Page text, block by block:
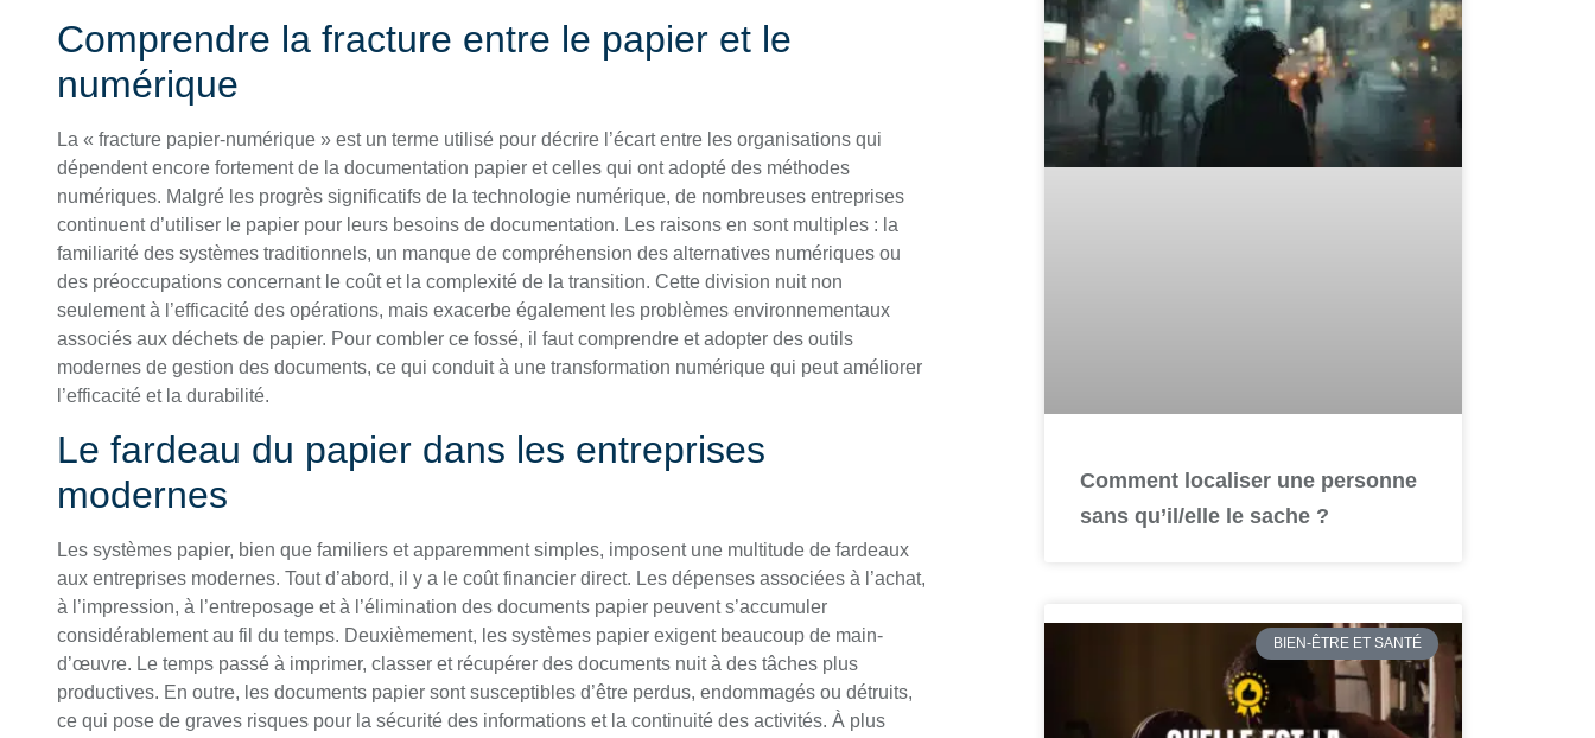
Comprendre la fracture entre le papier et le
numérique
La « fracture papier-numérique » est un terme utilisé pour décrire l’écart entre les organisations qui
dépendent encore fortement de la documentation papier et celles qui ont adopté des méthodes
numériques. Malgré les progrès significatifs de la technologie numérique, de nombreuses entreprises
continuent d’utiliser le papier pour leurs besoins de documentation. Les raisons en sont multiples : la
familiarité des systèmes traditionnels, un manque de compréhension des alternatives numériques ou
des préoccupations concernant le coût et la complexité de la transition. Cette division nuit non
seulement à l’efficacité des opérations, mais exacerbe également les problèmes environnementaux
associés aux déchets de papier. Pour combler ce fossé, il faut comprendre et adopter des outils
modernes de gestion des documents, ce qui conduit à une transformation numérique qui peut améliorer
l’efficacité et la durabilité.
Le fardeau du papier dans les entreprises
modernes
Les systèmes papier, bien que familiers et apparemment simples, imposent une multitude de fardeaux
aux entreprises modernes. Tout d’abord, il y a le coût financier direct. Les dépenses associées à l’achat,
à l’impression, à l’entreposage et à l’élimination des documents papier peuvent s’accumuler
considérablement au fil du temps. Deuxièmement, les systèmes papier exigent beaucoup de main-
d’œuvre. Le temps passé à imprimer, classer et récupérer des documents nuit à des tâches plus
productives. En outre, les documents papier sont susceptibles d’être perdus, endommagés ou détruits,
ce qui pose de graves risques pour la sécurité des informations et la continuité des activités. À plus
Comment localiser une personne
sans qu’il/elle le sache ?
BIEN-ÊTRE ET SANTÉ